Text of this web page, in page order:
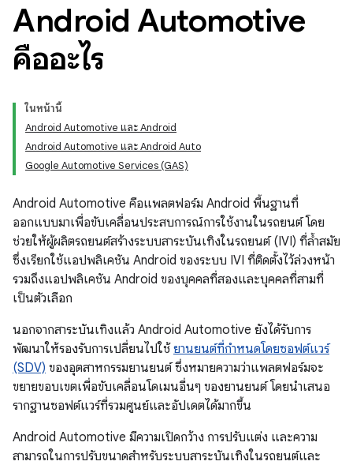
Android Automotive
คืออะไร
ในหน้านี้
Android Automotive และ Android
Android Automotive และ Android Auto
Google Automotive Services (GAS)
Android Automotive คือแพลตฟอร์ม Android พื้นฐานที่
ออกแบบมาเพื่อขับเคลื่อนประสบการณ์การใช้งานในรถยนต์ โดย
ช่วยให้ผู้ผลิตรถยนต์สร้างระบบสาระบันเทิงในรถยนต์ (IVI) ที่ล้ำสมัย
ซึ่งเรียกใช้แอปพลิเคชัน Android ของระบบ IVI ที่ติดตั้งไว้ล่วงหน้า
รวมถึงแอปพลิเคชัน Android ของบุคคลที่สองและบุคคลที่สามที่
เป็นตัวเลือก
นอกจากสาระบันเทิงแล้ว Android Automotive ยังได้รับการ
พัฒนาให้รองรับการเปลี่ยนไปใช้ ยานยนต์ที่กำหนดโดยซอฟต์แวร์
(SDV) ของอุตสาหกรรมยานยนต์ ซึ่งหมายความว่าแพลตฟอร์มจะ
ขยายขอบเขตเพื่อขับเคลื่อนโดเมนอื่นๆ ของยานยนต์ โดยนำเสนอ
รากฐานซอฟต์แวร์ที่รวมศูนย์และอัปเดตได้มากขึ้น
Android Automotive มีความเปิดกว้าง การปรับแต่ง และความ
สามารถในการปรับขนาดสำหรับระบบสาระบันเทิงในรถยนต์และ